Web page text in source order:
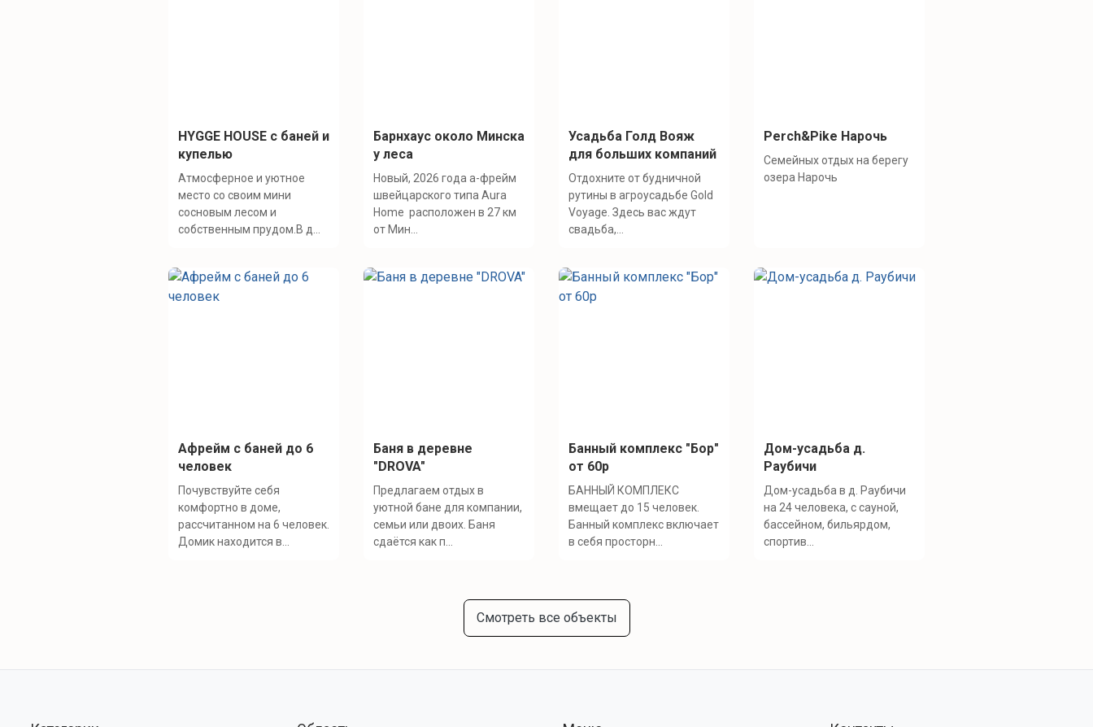
HYGGE HOUSE с баней и
купелью
Атмосферное и уютное
место со своим мини
сосновым лесом и
собственным прудом.В д...
Барнхаус около Минска
у леса
Новый, 2026 года а-фрейм
швейцарского типа Aura
Home расположен в 27 км
от Мин...
Усадьба Голд Вояж
для больших компаний
Отдохните от будничной
рутины в агроусадьбе Gold
Voyage. Здесь вас ждут
свадьба,...
Perch&Pike Нарочь
Семейных отдых на берегу
озера Нарочь
Афрейм с баней до 6
человек
Почувствуйте себя
комфортно в доме,
рассчитанном на 6 человек.
Домик находится в...
Баня в деревне
"DROVA"
Предлагаем отдых в
уютной бане для компании,
семьи или двоих. Баня
сдаётся как п...
Банный комплекс "Бор"
от 60р
БАННЫЙ КОМПЛЕКС
вмещает до 15 человек.
Банный комплекс включает
в себя просторн...
Дом-усадьба д.
Раубичи
Дом-усадьба в д. Раубичи
на 24 человека, с сауной,
бассейном, бильярдом,
спортив...
Смотреть все объекты